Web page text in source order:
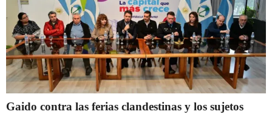
Gaido contra las ferias clandestinas y los sujetos